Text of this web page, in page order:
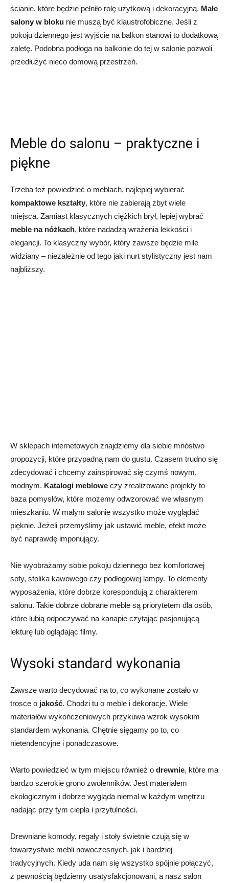
ścianie, które będzie pełniło rolę użytkową i dekoracyjną. Małe
salony w bloku nie muszą być klaustrofobiczne. Jeśli z
pokoju dziennego jest wyjście na balkon stanowi to dodatkową
zaletę. Podobna podłoga na balkonie do tej w salonie pozwoli
przedłużyć nieco domową przestrzeń.
Meble do salonu – praktyczne i
piękne
Trzeba też powiedzieć o meblach, najlepiej wybierać
kompaktowe kształty, które nie zabierają zbyt wiele
miejsca. Zamiast klasycznych ciężkich brył, lepiej wybrać
meble na nóżkach, które nadadzą wrażenia lekkości i
elegancji. To klasyczny wybór, który zawsze będzie mile
widziany – niezależnie od tego jaki nurt stylistyczny jest nam
najbliższy.
W sklepach internetowych znajdziemy dla siebie mnóstwo
propozycji, które przypadną nam do gustu. Czasem trudno się
zdecydować i chcemy zainspirować się czymś nowym,
modnym. Katalogi meblowe czy zrealizowane projekty to
baza pomysłów, które możemy odwzorować we własnym
mieszkaniu. W małym salonie wszystko może wyglądać
pięknie. Jeżeli przemyślimy jak ustawić meble, efekt może
być naprawdę imponujący.
Nie wyobrażamy sobie pokoju dziennego bez komfortowej
sofy, stolika kawowego czy podłogowej lampy. To elementy
wyposażenia, które dobrze korespondują z charakterem
salonu. Takie dobrze dobrane meble są priorytetem dla osób,
które lubią odpoczywać na kanapie czytając pasjonującą
lekturę lub oglądając filmy.
Wysoki standard wykonania
Zawsze warto decydować na to, co wykonane zostało w
trosce o jakość. Chodzi tu o meble i dekoracje. Wiele
materiałów wykończeniowych przykuwa wzrok wysokim
standardem wykonania. Chętnie sięgamy po to, co
nietendencyjne i ponadczasowe.
Warto powiedzieć w tym miejscu również o drewnie, które ma
bardzo szerokie grono zwolenników. Jest materiałem
ekologicznym i dobrze wygląda niemal w każdym wnętrzu
nadając przy tym ciepła i przytulności.
Drewniane komody, regały i stoły świetnie czują się w
towarzystwie mebli nowoczesnych, jak i bardziej
tradycyjnych. Kiedy uda nam się wszystko spójnie połączyć,
z pewnością będziemy usatysfakcjonowani, a nasz salon